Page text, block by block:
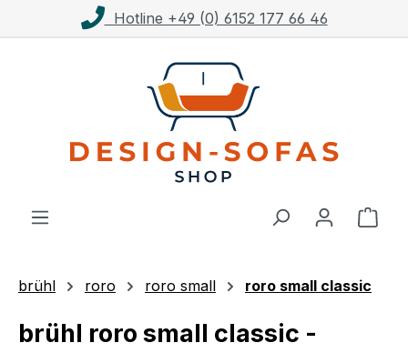
Zum Hauptinhalt springenKostenloser Versand ab 1.000€**
brühl roro roro small roro small classic
brühl roro small classic -